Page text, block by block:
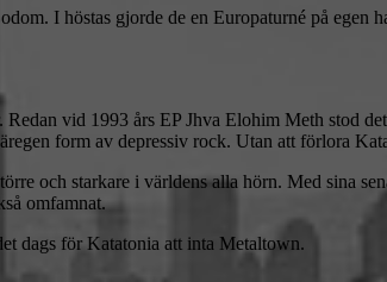
I höstas gjorde de en Europaturné på egen
vid 1993 års EP Jhva Elohim Meth stod
form av depressiv rock. Utan att förlora
och starkare i världens alla hörn. Med sina
omfamnat.
dags för Katatonia att inta Metaltown.